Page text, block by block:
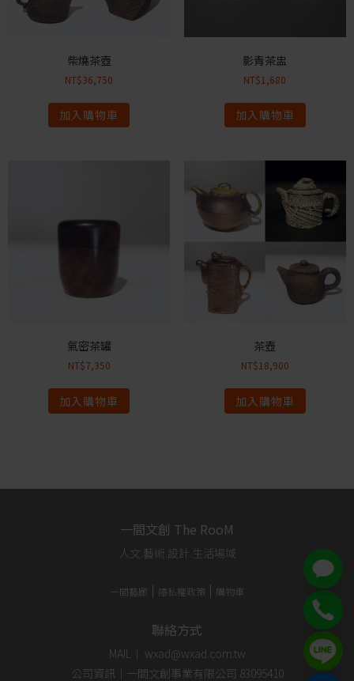
柴燒茶壺
NT$36,750
加入購物車
影青茶盅
NT$1,680
加入購物車
氣密茶罐
NT$7,350
加入購物車
茶壺
NT$18,900
加入購物車
一間文創 The RooM
人文.藝術.設計.生活場域
一間藝廊 隱私權政策 購物車
聯絡方式
MAIL｜ wxad@wxad.com.tw
公司資訊｜一間文創事業有限公司 83095410